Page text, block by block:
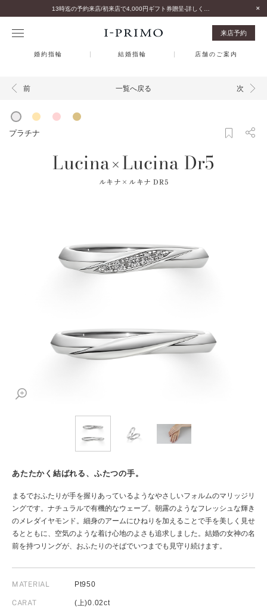
来店予約
婚約指輪 結婚指輪 店舗のご案内
前 一覧へ戻る 次
プラチナ
Lucina × Lucina Dr5
ルキナ×ルキナ DR5
あたたかく結ばれる、ふたつの手。
まるでおふたりが手を握りあっているようなやさしいフォルムのマリッジリ
ングです。ナチュラルで有機的なウェーブ。朝露のようなフレッシュな輝き
のメレダイヤモンド。細身のアームにひねりを加えることで手を美しく見せ
るとともに、空気のような着け心地のよさも追求しました。結婚の女神の名
前を持つリングが、おふたりのそばでいつまでも見守り続けます。
MATERIAL Pt950
CARAT (上)0.02ct